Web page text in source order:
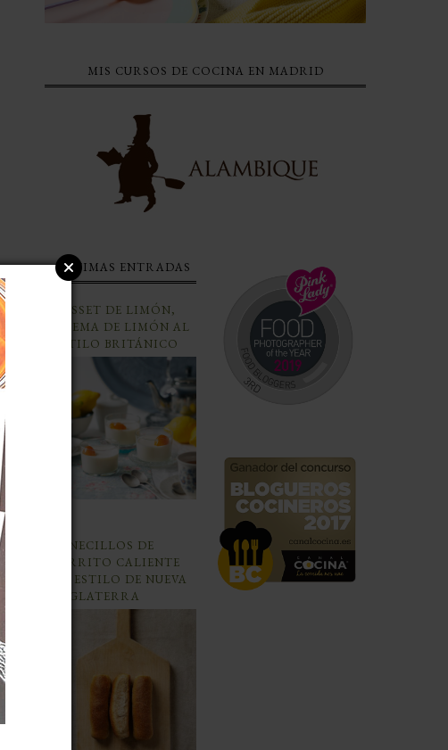
MIS CURSOS DE COCINA EN MADRID
ÚLTIMAS ENTRADAS
POSSET DE LIMÓN,
CREMA DE LIMÓN AL
ESTILO BRITÁNICO
PANECILLOS DE
PERRITO CALIENTE
AL ESTILO DE NUEVA
INGLATERRA